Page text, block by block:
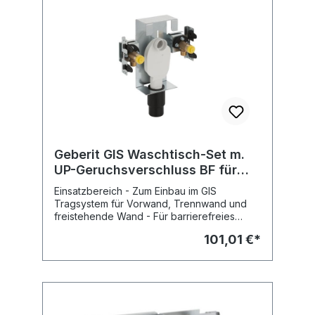
Schalterdose - Schutz- und
Markierungsstopfen - 2 Gewindestangen
Anschlussgarnitur, D90 mm - PE Wand-WC-
Bogen, D90 mm - PE Übergangsstück,
D90/110 mm - Befestigungsmaterial Fabrikat:
Schalldämmeinlagen - 2Schutz- und
Markierungsstopfen (bis max.15 bar
Wasserdruck) - Ablaufrohrschelle,
schallisoliert, D50 - PE Abgangsbogen, D50
mm - Gummidichtung D 44/32 -
Befestigungsmaterial Fabrikat: Geberit Typ :
GIS Art.Nr : 461.430.00.1
Geberit GIS Waschtisch-Set m.
UP-Geruchsverschluss BF für
Einlocharmatur
Einsatzbereich - Zum Einbau im GIS
Tragsystem für Vorwand, Trennwand und
freistehende Wand - Für barrierefreies
UP-Geruchsverschluss mit optimaler
101,01 €*